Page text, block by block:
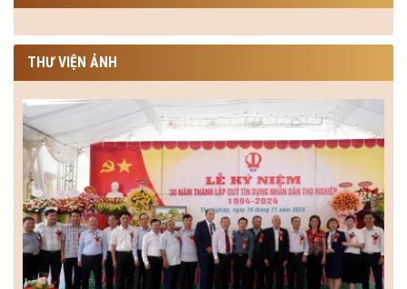
THƯ VIỆN ẢNH